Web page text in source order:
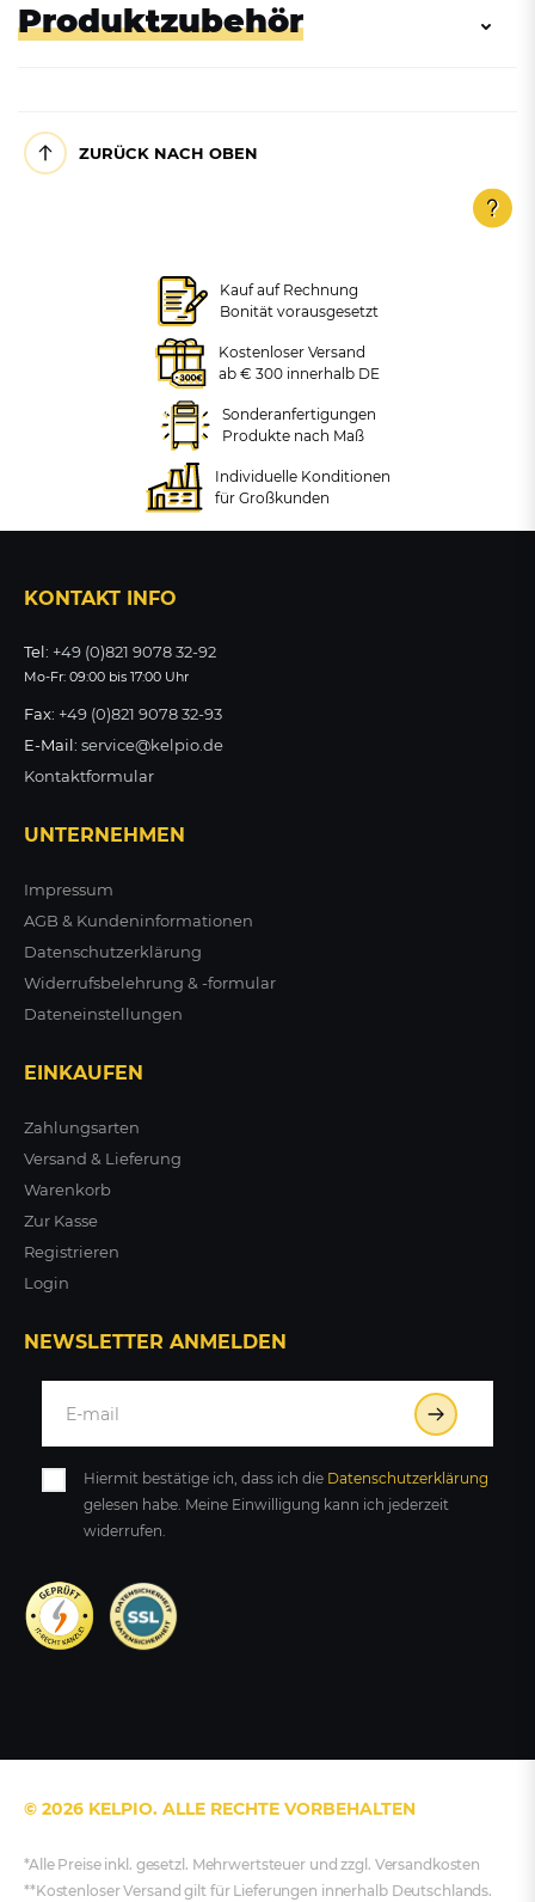
Produktzubehör
Befestigungsschraubensatz
8x80mm (4 Stück) z.B. für
Grauguss-Universalschlüssel
für Absperrpfosten mit
26,48 €
Absperrpfosten
35,34 €
zzgl. MwSt.
ZUM PRODUKT
ZURÜCK NACH OBEN
Kauf auf Rechnung
Bonität vorausgesetzt
Kostenloser Versand
ab € 300 innerhalb DE
Sonderanfertigungen
Produkte nach Maß
Individuelle Konditionen
für Großkunden
KONTAKT INFO
Tel: +49 (0)821 9078 32-92
Mo-Fr: 09:00 bis 17:00 Uhr
Fax: +49 (0)821 9078 32-93
E-Mail: service@kelpio.de
Kontaktformular
UNTERNEHMEN
Impressum
AGB & Kundeninformationen
Datenschutzerklärung
Widerrufsbelehrung & -formular
Dateneinstellungen
EINKAUFEN
Zahlungsarten
Versand & Lieferung
Warenkorb
Zur Kasse
Registrieren
Login
NEWSLETTER ANMELDEN
Hiermit bestätige ich, dass ich die Daten­schutz­erklärung
gelesen habe. Meine Einwilligung kann ich jederzeit
widerrufen.
© 2026 KELPIO. ALLE RECHTE VORBEHALTEN
*Alle Preise inkl. gesetzl. Mehrwertsteuer und zzgl. Versandkosten
**Kostenloser Versand gilt für Lieferungen innerhalb Deutschlands.